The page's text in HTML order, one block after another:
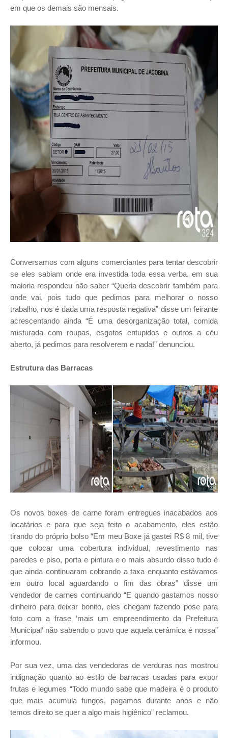
em que os demais são mensais.
Conversamos com alguns comerciantes para tentar descobrir
se eles sabiam onde era investida toda essa verba, em sua
maioria respondeu não saber “Queria descobrir também para
onde vai, pois tudo que pedimos para melhorar o nosso
trabalho, nos é dada uma resposta negativa” disse um feirante
acrescentando ainda “É uma desorganização total, comida
misturada com roupas, esgotos entupidos e outros a céu
aberto, já pedimos para resolverem e nada!” denunciou.
Estrutura das Barracas
Os novos boxes de carne foram entregues inacabados aos
locatários e para que seja feito o acabamento, eles estão
tirando do próprio bolso “Em meu Boxe já gastei R$ 8 mil, tive
que colocar uma cobertura individual, revestimento nas
paredes e piso, porta e pintura e o mais absurdo disso tudo é
que ainda continuaram cobrando a taxa enquanto estávamos
em outro local aguardando o fim das obras” disse um
vendedor de carnes continuando “E quando gastamos nosso
dinheiro para deixar bonito, eles chegam fazendo pose para
foto com a frase ‘mais um empreendimento da Prefeitura
Municipal’ não sabendo o povo que aquela cerâmica é nossa”
informou.
Por sua vez, uma das vendedoras de verduras nos mostrou
indignação quanto ao estilo de barracas usadas para expor
frutas e legumes “Todo mundo sabe que madeira é o produto
que mais acumula fungos, pagamos durante anos e não
temos direito se quer a algo mais higiênico” reclamou.